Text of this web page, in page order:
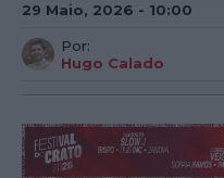
29 Maio, 2026 - 10:00
Por:
Hugo Calado